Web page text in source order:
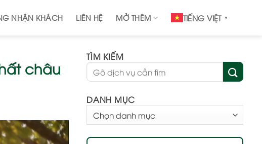
NHẬN KHÁCH LIÊN HỆ MỞ THÊM TIẾNG VIỆT ▼
châu
TÌM KIẾM
DANH MỤC
MỤC